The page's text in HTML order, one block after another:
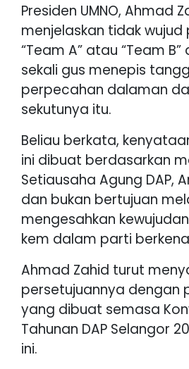
Presiden UMNO, Ahmad
menjelaskan tidak
“Team A” atau “Team B”
sekali gus menepis
perpecahan dalaman
sekutunya itu.
Beliau berkata,
ini dibuat berdasarkan
Setiausaha Agung DAP,
dan bukan bertujuan
mengesahkan
kem dalam parti
Ahmad Zahid turut
persetujuannya dengan
yang dibuat semasa
Tahunan DAP Selangor
ini.